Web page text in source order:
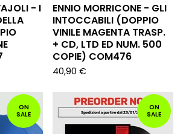
- I
ENNIO MORRICONE - GLI
INTOCCABILI (DOPPIO
VINILE MAGENTA TRASP.
+ CD, LTD ED NUM. 500
COPIE) COM476
40,90 €
ON
SALE
ON
SALE